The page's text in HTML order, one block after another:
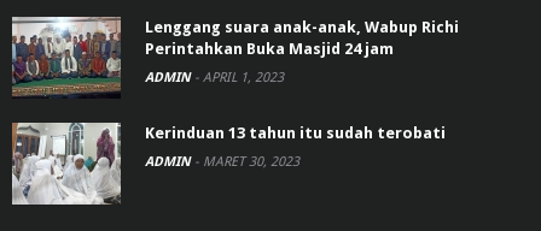
Lenggang suara anak-anak, Wabup Richi
Perintahkan Buka Masjid 24 jam
ADMIN - APRIL 1, 2023
Kerinduan 13 tahun itu sudah terobati
ADMIN - MARET 30, 2023